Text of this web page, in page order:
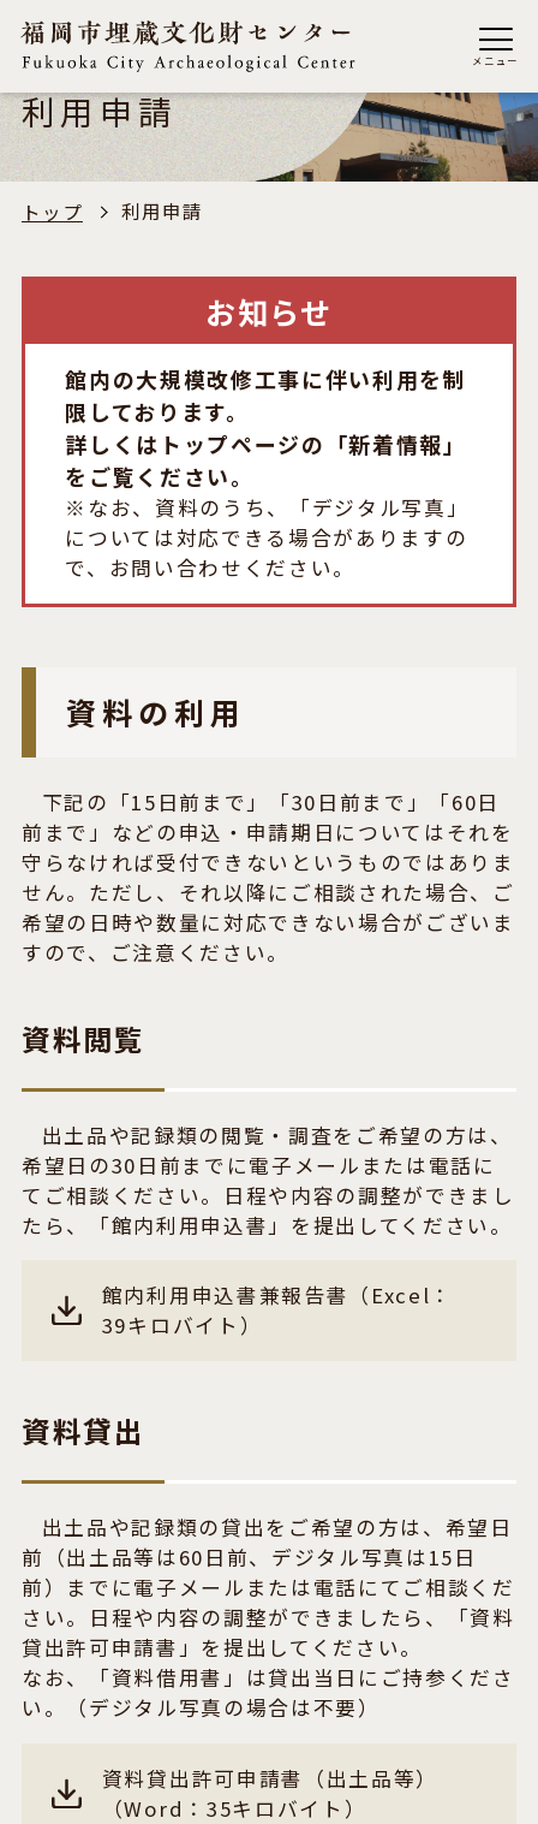
メニュー
利用申請
トップ 利用申請
お知らせ
館内の大規模改修工事に伴い利用を制
限しております。
詳しくはトップページの「新着情報」
をご覧ください。
※なお、資料のうち、「デジタル写真」
については対応できる場合がありますの
で、お問い合わせください。
資料の利用
下記の「15日前まで」「30日前まで」「60日
前まで」などの申込・申請期日についてはそれを
守らなければ受付できないというものではありま
せん。ただし、それ以降にご相談された場合、ご
希望の日時や数量に対応できない場合がございま
すので、ご注意ください。
資料閲覧
出土品や記録類の閲覧・調査をご希望の方は、
希望日の30日前までに電子メールまたは電話に
てご相談ください。日程や内容の調整ができまし
たら、「館内利用申込書」を提出してください。
館内利用申込書兼報告書（Excel：
39キロバイト）
資料貸出
出土品や記録類の貸出をご希望の方は、希望日
前（出土品等は60日前、デジタル写真は15日
前）までに電子メールまたは電話にてご相談くだ
さい。日程や内容の調整ができましたら、「資料
貸出許可申請書」を提出してください。
なお、「資料借用書」は貸出当日にご持参くださ
い。（デジタル写真の場合は不要）
資料貸出許可申請書（出土品等）
（Word：35キロバイト）